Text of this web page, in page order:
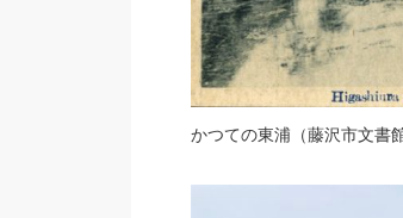
かつての東浦（藤沢市文書